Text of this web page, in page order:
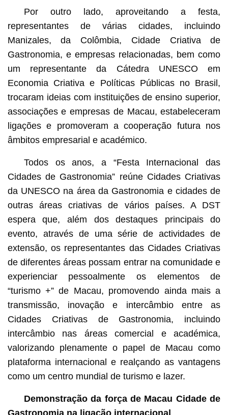
Por outro lado, aproveitando a festa,
representantes de várias cidades, incluindo
Manizales, da Colômbia, Cidade Criativa de
Gastronomia, e empresas relacionadas, bem como
um representante da Cátedra UNESCO em
Economia Criativa e Políticas Públicas no Brasil,
trocaram ideias com instituições de ensino superior,
associações e empresas de Macau, estabeleceram
ligações e promoveram a cooperação futura nos
âmbitos empresarial e académico.
Todos os anos, a “Festa Internacional das
Cidades de Gastronomia” reúne Cidades Criativas
da UNESCO na área da Gastronomia e cidades de
outras áreas criativas de vários países. A DST
espera que, além dos destaques principais do
evento, através de uma série de actividades de
extensão, os representantes das Cidades Criativas
de diferentes áreas possam entrar na comunidade e
experienciar pessoalmente os elementos de
“turismo +” de Macau, promovendo ainda mais a
transmissão, inovação e intercâmbio entre as
Cidades Criativas de Gastronomia, incluindo
intercâmbio nas áreas comercial e académica,
valorizando plenamente o papel de Macau como
plataforma internacional e realçando as vantagens
como um centro mundial de turismo e lazer.
Demonstração da força de Macau Cidade de